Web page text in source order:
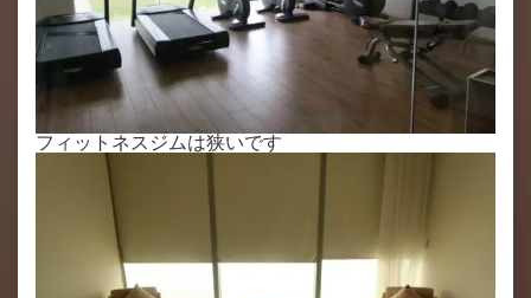
フィットネスジムは狭いです